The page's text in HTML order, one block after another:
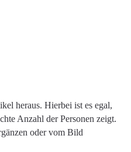
heraus. Hierbei ist es egal,
Anzahl der Personen zeigt.
oder vom Bild